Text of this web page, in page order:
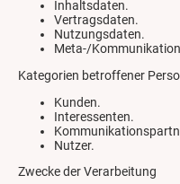
Inhaltsdaten.
Vertragsdaten.
Nutzungsdaten.
Meta-/
Kategorien betroffener
Kunden.
Interessenten.
Nutzer.
Zwecke der Verarbeitung